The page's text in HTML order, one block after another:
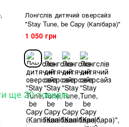
Лонгслів дитячий оверсайз
"Stay Tune, be Capy (Капібара)"
1 050 грн
ще 20 товарів